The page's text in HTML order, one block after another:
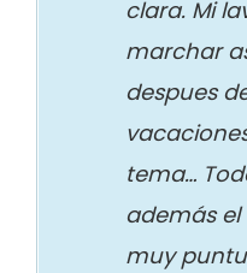
clara. Mi
marchar
despues
tema…
además
muy